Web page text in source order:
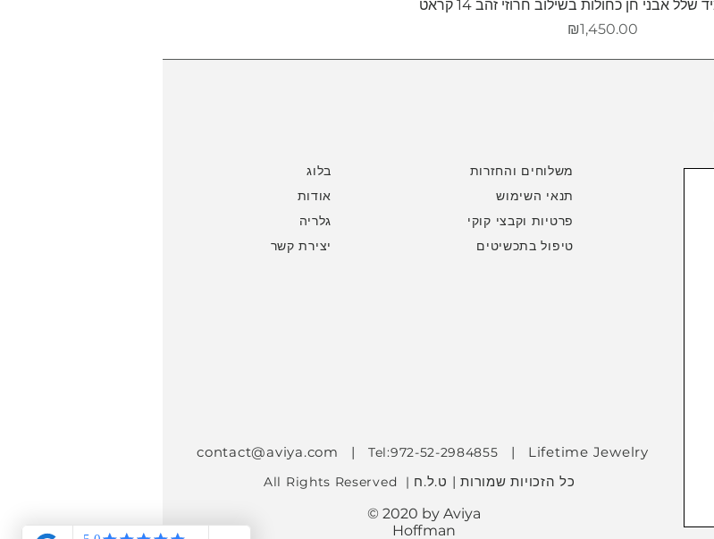
מחיר
₪1,450.00
בלוג
אודות
גלריה
יצירת קשר
משלוחים והחזרות
תנאי השימוש
פרטיות וקבצי קוקי
טיפול בתכשיטים
contact@aviya.com | Tel:972-52-2984855 | Lifetime Jewelry
All Rights Reserved | כל הזכויות שמורות | ט.ל.ח
© 2020 by Aviya
Hoffman